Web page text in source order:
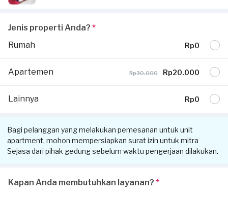
Jenis properti Anda? *
Rumah
Rp0
Apartemen Rp30.000 Rp20.000
Lainnya Rp0
Bagi pelanggan yang melakukan pemesanan untuk unit
apartment, mohon mempersiapkan surat izin untuk mitra
Sejasa dari pihak gedung sebelum waktu pengerjaan dilakukan.
Kapan Anda membutuhkan layanan? *